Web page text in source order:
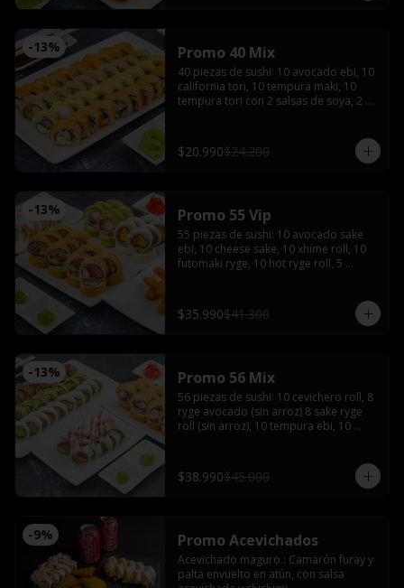
-13% Promo 40 Mix
40 piezas de sushi: 10 avocado ebi, 10
california tori, 10 tempura maki, 10
tempura tori con 2 salsas de soya, 2
$20.990$24.200
-13% Promo 55 Vip
55 piezas de sushi: 10 avocado sake
ebi, 10 cheese sake, 10 xhime roll, 10
futomaki ryge, 10 hot ryge roll, 5
jengibre
$35.990$41.300
-13% Promo 56 Mix
56 piezas de sushi: 10 cevichero roll, 8
ryge avocado (sin arroz) 8 sake ryge
roll (sin arroz), 10 tempura ebi, 10
teriyaki, wasabi y jengibre
$38.990$45.000
-9% Promo Acevichados
Acevichado maguro : Camarón furay y
palta envuelto en atún, con salsa